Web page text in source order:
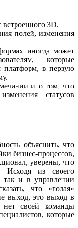
3D.
полей, изменения
иногда может
которые
в первую
и о том, что
статусов
объяснить, что
бизнес-процессов,
уверены, что
Исходя из своего
так и в управлении
что «голая»
выход, это выход в
своей команды
которые